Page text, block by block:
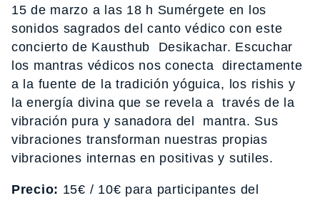
15 de marzo a las 18 h Sumérgete en los
sonidos sagrados del canto védico con este
concierto de Kausthub Desikachar. Escuchar
los mantras védicos nos conecta directamente
a la fuente de la tradición yóguica, los rishis y
la energía divina que se revela a través de la
vibración pura y sanadora del mantra. Sus
vibraciones transforman nuestras propias
vibraciones internas en positivas y sutiles.
Precio: 15€ / 10€ para participantes del